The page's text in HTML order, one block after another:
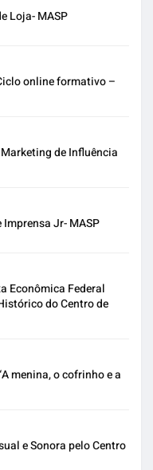
Loja- MASP
online formativo –
de Influência
Jr- MASP
Econômica Federal
do Centro de
menina, o cofrinho e a
e Sonora pelo Centro